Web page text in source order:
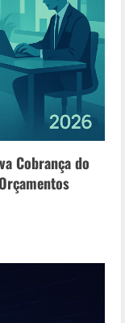
Cobrança do